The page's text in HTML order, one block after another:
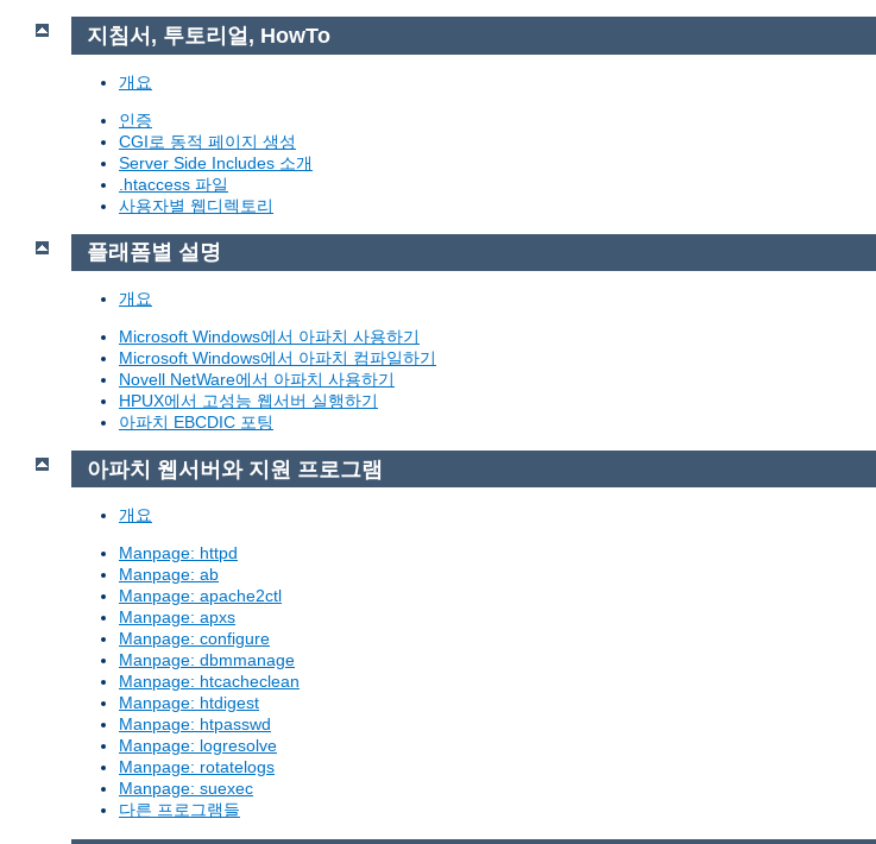
지침서, 투토리얼, HowTo
개요
인증
CGI로 동적 페이지 생성
Server Side Includes 소개
.htaccess 파일
사용자별 웹디렉토리
플래폼별 설명
개요
Microsoft Windows에서 아파치 사용하기
Microsoft Windows에서 아파치 컴파일하기
Novell NetWare에서 아파치 사용하기
HPUX에서 고성능 웹서버 실행하기
아파치 EBCDIC 포팅
아파치 웹서버와 지원 프로그램
개요
Manpage: httpd
Manpage: ab
Manpage: apache2ctl
Manpage: apxs
Manpage: configure
Manpage: dbmmanage
Manpage: htcacheclean
Manpage: htdigest
Manpage: htpasswd
Manpage: logresolve
Manpage: rotatelogs
Manpage: suexec
다른 프로그램들